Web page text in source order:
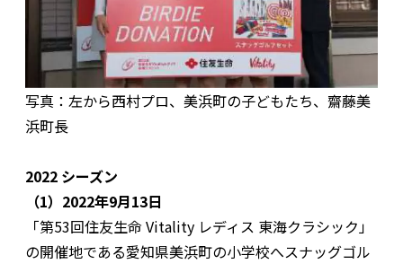
写真：左から西村プロ、美浜町の子どもたち、齋藤美
浜町長
2022 シーズン
（1）2022年9月13日
「第53回住友生命 Vitality レディス 東海クラシック」
の開催地である愛知県美浜町の小学校へスナッグゴル